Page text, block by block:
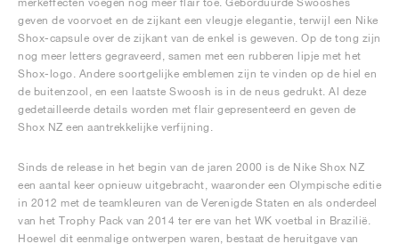
geven de voorvoet en de zijkant een vleugje elegantie, terwijl een Nike
Shox-capsule over de zijkant van de enkel is geweven. Op de tong zijn
nog meer letters gegraveerd, samen met een rubberen lipje met het
Shox-logo. Andere soortgelijke emblemen zijn te vinden op de hiel en
de buitenzool, en een laatste Swoosh is in de neus gedrukt. Al deze
gedetailleerde details worden met flair gepresenteerd en geven de
Shox NZ een aantrekkelijke verfijning.
Sinds de release in het begin van de jaren 2000 is de Nike Shox NZ
een aantal keer opnieuw uitgebracht, waaronder een Olympische editie
in 2012 met de teamkleuren van de Verenigde Staten en als onderdeel
van het Trophy Pack van 2014 ter ere van het WK voetbal in Brazilië.
Hoewel dit eenmalige ontwerpen waren, bestaat de heruitgave van